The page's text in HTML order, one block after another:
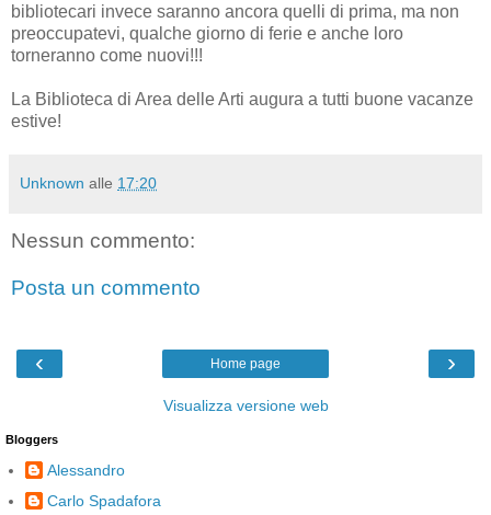
bibliotecari invece saranno ancora quelli di prima, ma non
preoccupatevi, qualche giorno di ferie e anche loro
torneranno come nuovi!!!
La Biblioteca di Area delle Arti augura a tutti buone vacanze
estive!
Unknown alle 17:20
Nessun commento:
Posta un commento
‹ ›
Home page
Visualizza versione web
Bloggers
Alessandro
Carlo Spadafora